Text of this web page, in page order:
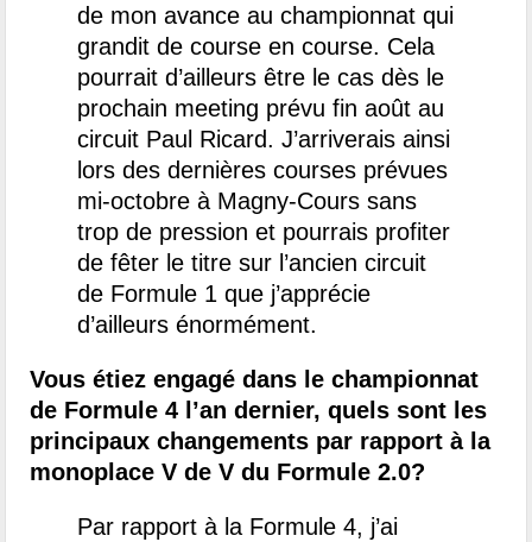
de mon avance au championnat qui
grandit de course en course. Cela
pourrait d’ailleurs être le cas dès le
prochain meeting prévu fin août au
circuit Paul Ricard. J’arriverais ainsi
lors des dernières courses prévues
mi-octobre à Magny-Cours sans
trop de pression et pourrais profiter
de fêter le titre sur l’ancien circuit
de Formule 1 que j’apprécie
d’ailleurs énormément.
Vous étiez engagé dans le championnat
de Formule 4 l’an dernier, quels sont les
principaux changements par rapport à la
monoplace V de V du Formule 2.0?
Par rapport à la Formule 4, j’ai